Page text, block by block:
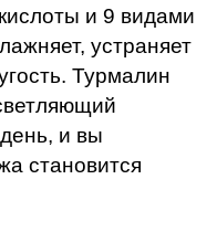
и 9 видами
устраняет
Турмалин
и вы
становится